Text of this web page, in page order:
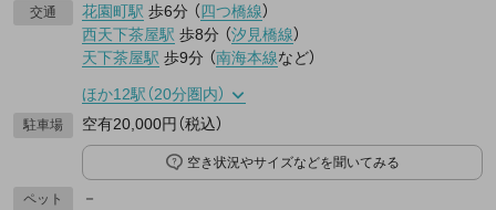
交通 花園町駅 歩6分 （四つ橋線）
西天下茶屋駅 歩8分 （汐見橋線）
天下茶屋駅 歩9分 （南海本線など）
ほか12駅（20分圏内）
駐車場 空有20,000円（税込）
空き状況やサイズなどを聞いてみる
ペット －